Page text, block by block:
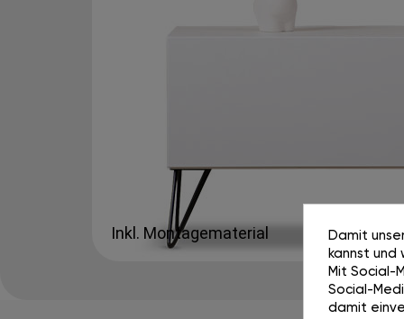
Inkl. Montagematerial
Damit
kannst und
Mit Social-
Social-
damit